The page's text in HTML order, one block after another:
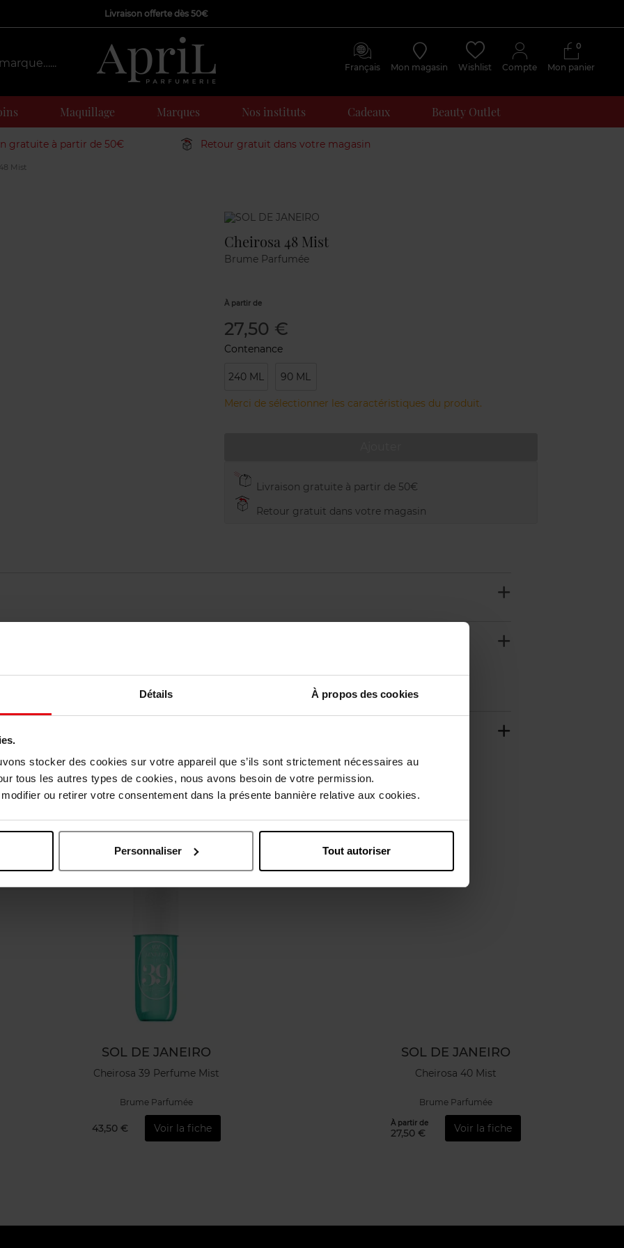
Détails À propos des cookies
stocker des cookies sur votre appareil que s’ils sont strictement nécessaires au
tous les autres types de cookies, nous avons besoin de votre permission.
ou retirer votre consentement dans la présente bannière relative aux cookies.
Personnaliser Tout autoriser
Livraison offerte dès 50€
Français Mon magasin Wishlist Compte Mon panier
0
Maquillage Marques Nos instituts Cadeaux Beauty Outlet
gratuite à partir de 50€ Retour gratuit dans votre magasin
Mist
Marque
Cheirosa 48 Mist
Brume Parfumée
À partir de
27,50 €
Contenance
240 ML 90 ML
Merci de sélectionner les caractéristiques du produit.
Livraison gratuite à partir de 50€
Retour gratuit dans votre magasin
Oublié quelque chose ?
SOL DE JANEIRO
Cheirosa 39 Perfume Mist
Brume Parfumée
43,50 € Voir la fiche
SOL DE JANEIRO
Cheirosa 40 Mist
Brume Parfumée
À partir de
27,50 € Voir la fiche